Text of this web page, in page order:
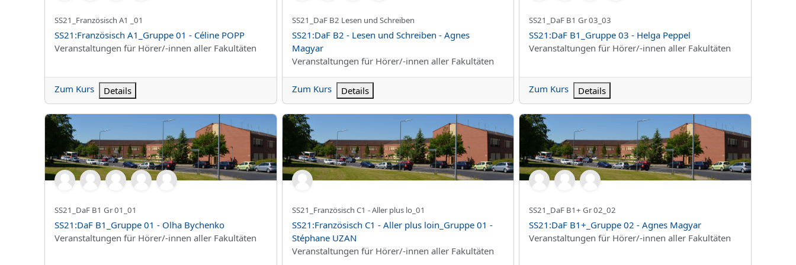
Kurzer Kursname
SS21_Französisch A1 _01
Kursname
SS21:Französisch A1_Gruppe 01 - Céline POPP
Kursbereich
Veranstaltungen für Hörer/-innen aller Fakultäten
Zum Kurs Details
Kurzer Kursname
SS21_DaF B2 Lesen und Schreiben
Kursname
SS21:DaF B2 - Lesen und Schreiben - Agnes
Magyar
Kursbereich
Veranstaltungen für Hörer/-innen aller Fakultäten
Zum Kurs Details
Kurzer Kursname
SS21_DaF B1 Gr 03_03
Kursname
SS21:DaF B1_Gruppe 03 - Helga Peppel
Kursbereich
Veranstaltungen für Hörer/-innen aller Fakultäten
Zum Kurs Details
SS21:DaF B1_Gruppe 01 - Olha Bychenko
Kurzer Kursname
SS21_DaF B1 Gr 01_01
Kursname
SS21:DaF B1_Gruppe 01 - Olha Bychenko
Kursbereich
Veranstaltungen für Hörer/-innen aller Fakultäten
SS21:Französisch C1 - Aller plus loin_Gruppe 01 - Stéphane UZAN
Kurzer Kursname
SS21_Französisch C1 - Aller plus lo_01
Kursname
SS21:Französisch C1 - Aller plus loin_Gruppe 01 -
Stéphane UZAN
Kursbereich
Veranstaltungen für Hörer/-innen aller Fakultäten
SS21:DaF B1+_Gruppe 02 - Agnes Magyar
Kurzer Kursname
SS21_DaF B1+ Gr 02_02
Kursname
SS21:DaF B1+_Gruppe 02 - Agnes Magyar
Kursbereich
Veranstaltungen für Hörer/-innen aller Fakultäten